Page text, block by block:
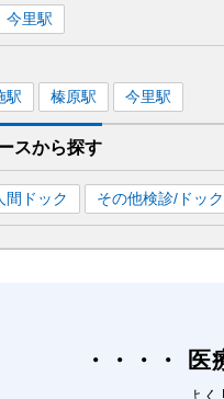
今里駅
駅 榛原駅 今里駅
スから探す
間ドック その他検診/ドック
医
よ